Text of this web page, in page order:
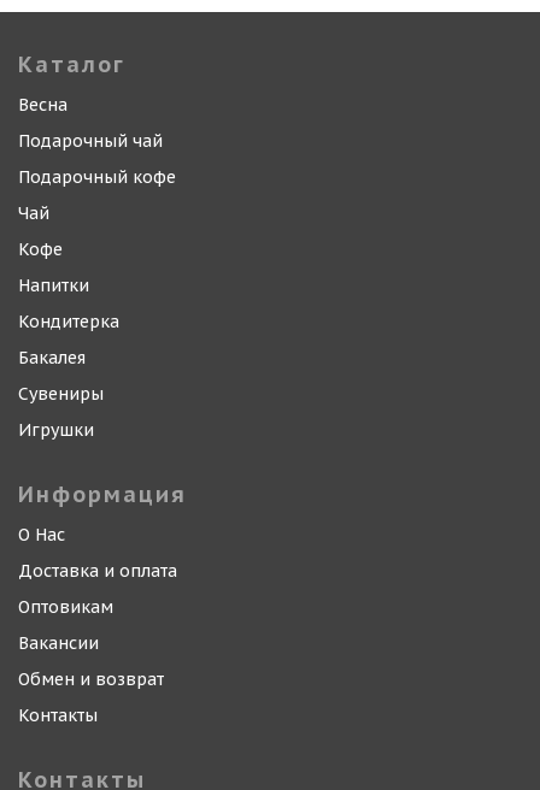
Каталог
Весна
Подарочный чай
Подарочный кофе
Чай
Кофе
Напитки
Кондитерка
Бакалея
Сувениры
Игрушки
Информация
О Нас
Доставка и оплата
Оптовикам
Вакансии
Обмен и возврат
Контакты
Контакты